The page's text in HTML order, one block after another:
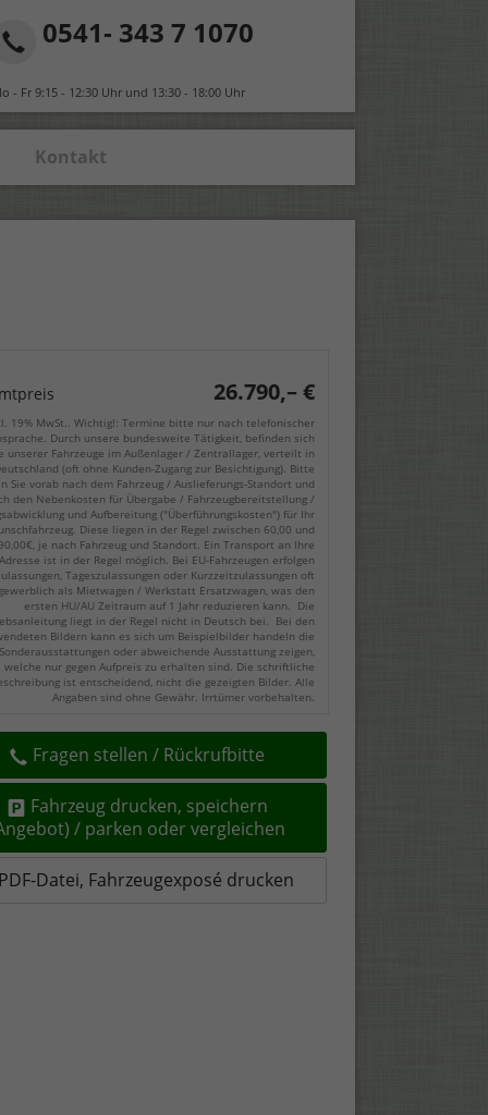
0541- 343 7 1070
- Fr 9:15 - 12:30 Uhr und 13:30 - 18:00 Uhr
Kontakt
26.790,– €
19% MwSt.. Wichtig!: Termine bitte nur nach telefonischer
Durch unsere bundesweite Tätigkeit, befinden sich
unserer Fahrzeuge im Außenlager / Zentrallager, verteilt in
(oft ohne Kunden-Zugang zur Besichtigung). Bitte
Sie vorab nach dem Fahrzeug / Auslieferungs-Standort und
den Nebenkosten für Übergabe / Fahrzeugbereitstellung /
und Aufbereitung ("Überführungskosten") für Ihr
Diese liegen in der Regel zwischen 60,00 und
je nach Fahrzeug und Standort. Ein Transport an Ihre
Adresse ist in der Regel möglich. Bei EU-Fahrzeugen erfolgen
Tageszulassungen oder Kurzzeitzulassungen oft
als Mietwagen / Werkstatt Ersatzwagen, was den
ersten HU/AU Zeitraum auf 1 Jahr reduzieren kann. Die
liegt in der Regel nicht in Deutsch bei. Bei den
Bildern kann es sich um Beispielbilder handeln die
Sonderausstattungen oder abweichende Ausstattung zeigen,
welche nur gegen Aufpreis zu erhalten sind. Die schriftliche
ist entscheidend, nicht die gezeigten Bilder. Alle
Angaben sind ohne Gewähr. Irrtümer vorbehalten.
Fragen stellen / Rückrufbitte
Fahrzeug drucken, speichern
(Angebot) / parken oder vergleichen
Datei, Fahrzeugexposé drucken